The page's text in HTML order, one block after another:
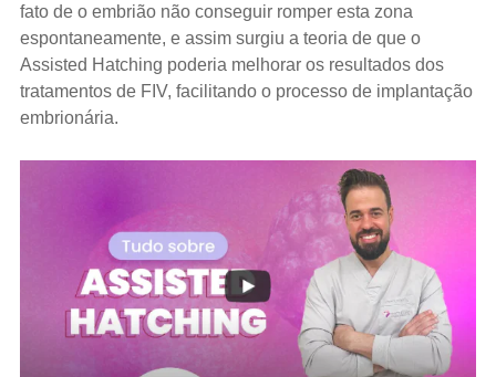
fato de o embrião não conseguir romper esta zona
espontaneamente, e assim surgiu a teoria de que o
Assisted Hatching poderia melhorar os resultados dos
tratamentos de FIV, facilitando o processo de implantação
embrionária.